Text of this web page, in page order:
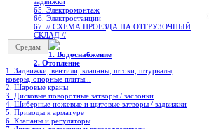
65. Электромонтаж
66. Электростанции
67. // СХЕМА ПРОЕЗДА НА ОТГРУЗОЧНЫЙ
СКЛАД //
Средам
1. Водоснабжение
2. Отопление
1. Задвижки, вентили, клапаны, штоки, штурвалы,
коверы, опорные плиты...
2. Шаровые краны
3. Дисковые поворотные затворы / заслонки
4. Шиберные ножевые и щитовые затворы / задвижки
5. Приводы к арматуре
6. Клапаны и регуляторы